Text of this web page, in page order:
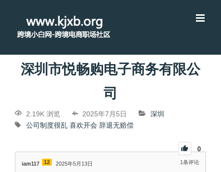
深圳市悦畅购电子商务有限公
司
2.19K 浏览 2025年7月5日
深圳
公司制度很乱 喜欢开会 辞退无赔偿
0
iam117 12 2025年5月13日 1条评论